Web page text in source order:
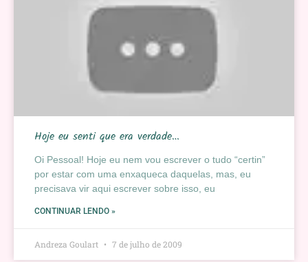
Hoje eu senti que era verdade…
Oi Pessoal! Hoje eu nem vou escrever o tudo “certin”
por estar com uma enxaqueca daquelas, mas, eu
precisava vir aqui escrever sobre isso, eu
CONTINUAR LENDO »
Andreza Goulart 7 de julho de 2009